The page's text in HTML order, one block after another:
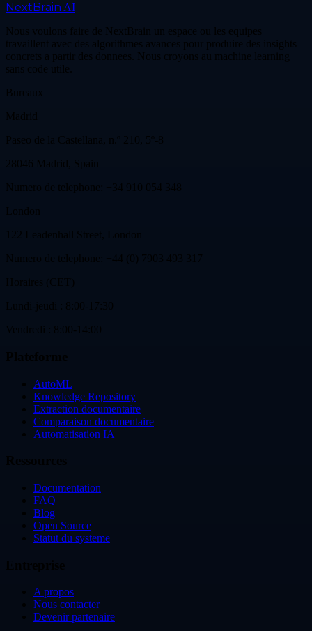
NextBrain AI
Nous voulons faire de NextBrain un espace ou les equipes
travaillent avec des algorithmes avances pour produire des insights
concrets a partir des donnees. Nous croyons au machine learning
sans code utile.
Bureaux
Madrid
Paseo de la Castellana, n.º 210, 5º-8
28046 Madrid, Spain
Numero de telephone: +34 910 054 348
London
AutoML
Knowledge Repository
Extraction documentaire
Comparaison documentaire
Automatisation IA
Documentation
FAQ
Blog
Open Source
Statut du systeme
A propos
Nous contacter
Devenir partenaire